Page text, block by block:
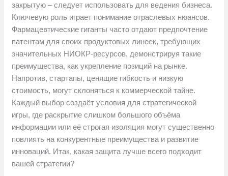
закрытую – следует использовать для ведения бизнеса.
Ключевую роль играет понимание отраслевых нюансов.
Фармацевтические гиганты часто отдают предпочтение
патентам для своих продуктовых линеек, требующих
значительных НИОКР-ресурсов, демонстрируя такие
преимущества, как укрепление позиций на рынке.
Напротив, стартапы, ценящие гибкость и низкую
стоимость, могут склоняться к коммерческой тайне.
Каждый выбор создаёт условия для стратегической
игры, где раскрытие слишком большого объёма
информации или её строгая изоляция могут существенно
повлиять на конкурентные преимущества и развитие
инноваций. Итак, какая защита лучше всего подходит
вашей стратегии?